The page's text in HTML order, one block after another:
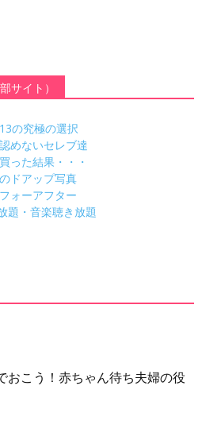
サイト）
の究極の選択
めないセレブ達
った結果・・・
ドアップ写真
ォーアフター
題・音楽聴き放題
おこう！赤ちゃん待ち夫婦の役